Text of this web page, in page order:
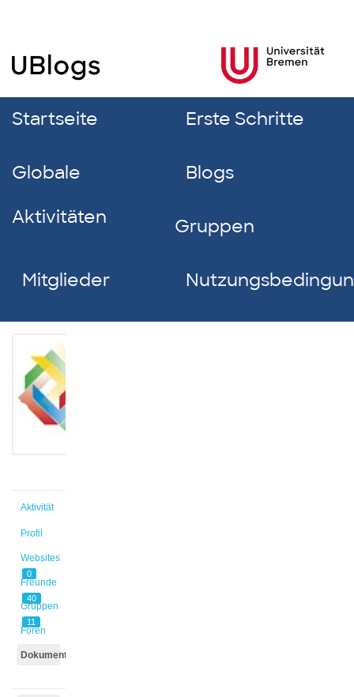
Startseite Erste Schritte
Globale
Aktivitäten
Blogs
Gruppen
Mitglieder
Aktivität
Profil
Websites
0
Freunde
40
Gruppen
11
Foren
Dokumente